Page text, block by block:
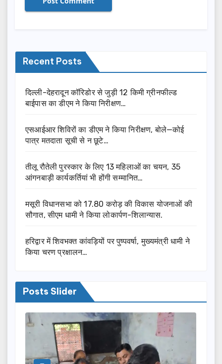
Recent Posts
दिल्ली-देहरादून कॉरिडोर से जुड़ी 12 किमी ग्रीनफील्ड
बाईपास का डीएम ने किया निरीक्षण…
एसआईआर शिविरों का डीएम ने किया निरीक्षण, बोले—कोई
पात्र मतदाता सूची से न छूटे…
तीलू रौतेली पुरस्कार के लिए 13 महिलाओं का चयन, 35
आंगनबाड़ी कार्यकर्तियां भी होंगी सम्मानित…
मसूरी विधानसभा को 17.80 करोड़ की विकास योजनाओं की
सौगात, सीएम धामी ने किया लोकार्पण-शिलान्यास.
हरिद्वार में शिवभक्त कांवड़ियों पर पुष्पवर्षा, मुख्यमंत्री धामी ने
किया चरण प्रक्षालन…
Posts Slider